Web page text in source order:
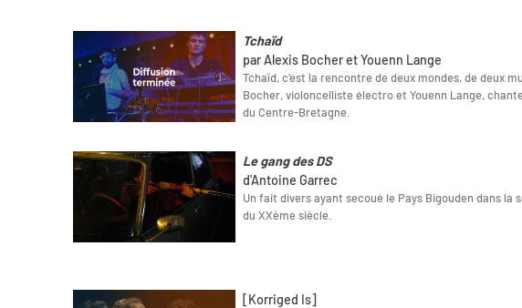
Tchaïd
par Alexis Bocher et Youenn Lange
Tchaïd, c’est la rencontre de deux mondes, de deux
Bocher, violoncelliste électro et Youenn Lange,
du Centre-Bretagne.
Le gang des DS
d'Antoine Garrec
Un fait divers ayant secoué le Pays Bigouden dans la
du XXème siècle.
[Korriged Is]